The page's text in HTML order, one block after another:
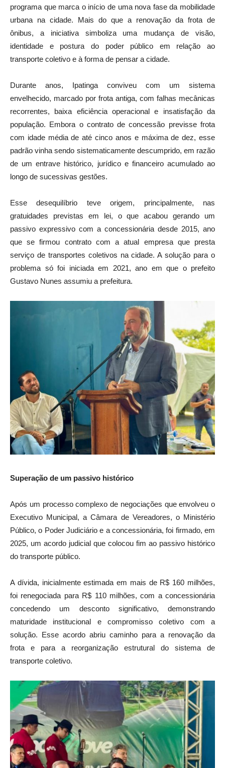
programa que marca o início de uma nova fase da mobilidade
urbana na cidade. Mais do que a renovação da frota de
ônibus, a iniciativa simboliza uma mudança de visão,
identidade e postura do poder público em relação ao
transporte coletivo e à forma de pensar a cidade.
Durante anos, Ipatinga conviveu com um sistema
envelhecido, marcado por frota antiga, com falhas mecânicas
recorrentes, baixa eficiência operacional e insatisfação da
população. Embora o contrato de concessão previsse frota
com idade média de até cinco anos e máxima de dez, esse
padrão vinha sendo sistematicamente descumprido, em razão
de um entrave histórico, jurídico e financeiro acumulado ao
longo de sucessivas gestões.
Esse desequilíbrio teve origem, principalmente, nas
gratuidades previstas em lei, o que acabou gerando um
passivo expressivo com a concessionária desde 2015, ano
que se firmou contrato com a atual empresa que presta
serviço de transportes coletivos na cidade. A solução para o
problema só foi iniciada em 2021, ano em que o prefeito
Gustavo Nunes assumiu a prefeitura.
Superação de um passivo histórico
Após um processo complexo de negociações que envolveu o
Executivo Municipal, a Câmara de Vereadores, o Ministério
Público, o Poder Judiciário e a concessionária, foi firmado, em
2025, um acordo judicial que colocou fim ao passivo histórico
do transporte público.
A dívida, inicialmente estimada em mais de R$ 160 milhões,
foi renegociada para R$ 110 milhões, com a concessionária
concedendo um desconto significativo, demonstrando
maturidade institucional e compromisso coletivo com a
solução. Esse acordo abriu caminho para a renovação da
frota e para a reorganização estrutural do sistema de
transporte coletivo.